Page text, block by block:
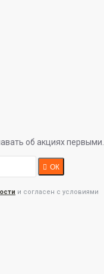
об акциях первыми.
ОК
и согласен с условиями